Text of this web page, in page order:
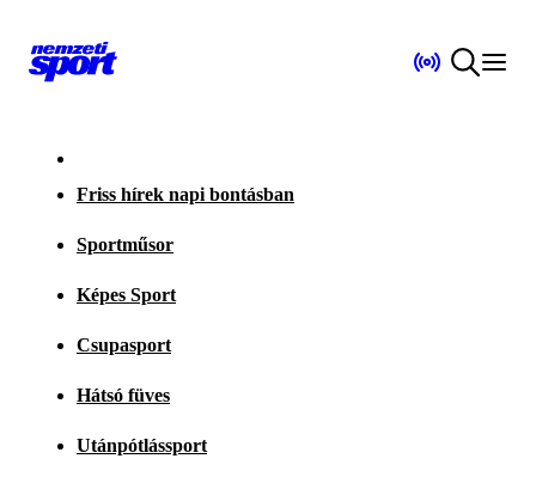
Friss hírek napi bontásban
Sportműsor
Képes Sport
Csupasport
Hátsó füves
Utánpótlássport